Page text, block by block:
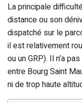
La principale
distance ou son
dispatché sur le
il est relativement
ou un GRP). Il n’a
entre Bourg Saint
ni de trop haute